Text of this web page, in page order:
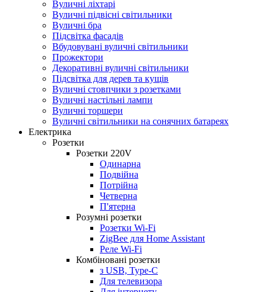
Вуличні ліхтарі
Вуличні підвісні світильники
Вуличні бра
Підсвітка фасадів
Вбудовувані вуличні світильники
Прожектори
Декоративні вуличні світильники
Підсвітка для дерев та кущів
Вуличні стовпчики з розетками
Вуличні настільні лампи
Вуличні торшери
Вуличні світильники на сонячних батареях
Електрика
Розетки
Розетки 220V
Одинарна
Подвійна
Потрійна
Четверна
П'ятерна
Розумні розетки
Розетки Wi-Fi
ZigBee для Home Assistant
Реле Wi-Fi
Комбіновані розетки
з USB, Type-C
Для телевизора